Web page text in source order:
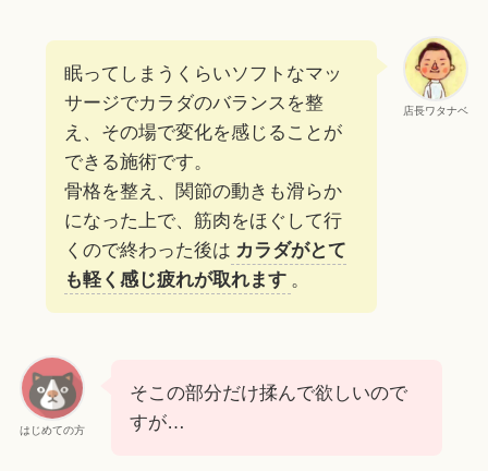
店長ワタナベ
眠ってしまうくらいソフトなマッ
サージでカラダのバランスを整
え、その場で変化を感じることが
できる施術です。
骨格を整え、関節の動きも滑らか
になった上で、筋肉をほぐして行
くので終わった後は カラダがとて
も軽く感じ疲れが取れます 。
はじめての方
そこの部分だけ揉んで欲しいので
すが…